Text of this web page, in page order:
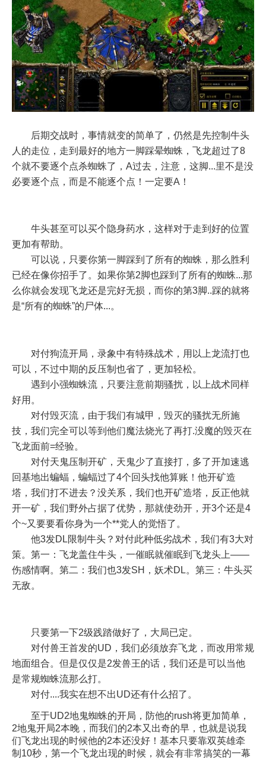
后期交战时，事情就变的简单了，仍然是先控制牛头
人的走位，走到最好的地方一脚踩晕蜘蛛，飞龙超过了8
个就不要逐个点杀蜘蛛了，A过去，注意，这脚...里不是没
必要逐个点，而是不能逐个点！一定要A！
牛头甚至可以买个隐身药水，这样对于走到好的位置
更加有帮助。
可以说，只要你第一脚踩到了所有的蜘蛛，那么胜利
已经在像你招手了。如果你第2脚也踩到了所有的蜘蛛...那
么你就会发现飞龙还是完好无损，而你的第3脚..踩的就将
是“所有的蜘蛛”的尸体...。
对付狗流开局，录象中有特殊战术，用以上龙流打也
可以，不过中期的反压制也省了，更加轻松。
遇到小强蜘蛛流，只要注意前期骚扰，以上战术同样
好用。
对付毁灭流，由于我们有城甲，毁灭的骚扰无所施
技，我们完全可以等到他们魔法烧光了再打.没魔的毁灭在
飞龙面前=经验。
对付天鬼压制开矿，天鬼少了直接打，多了开加速逃
回基地出蝙蝠，蝙蝠过了4个回头找他算账！他开矿造
塔，我们打不进去？没关系，我们也开矿造塔，反正他就
开一矿，我们野外占据了优势，那就使劲开，开3个还是4
个~又要要看你身为一个**党人的觉悟了。
他3发DL限制牛头？对付此种低劣战术，我们有3大对
策。第一：飞龙盖住牛头，一催眠就催眠到飞龙头上——
伤感情啊。第二：我们也3发SH，妖术DL。第三：牛头买
无敌。
只要第一下2级践踏做好了，大局已定。
对付兽王首发的UD，我们必须放弃飞龙，而改用常规
地面组合。但是仅仅是2发兽王的话，我们还是可以当他
是常规蜘蛛流那么打。
对付....我实在想不出UD还有什么招了。
至于UD2地鬼蜘蛛的开局，防他的rush将更加简单，
2地鬼开局2本晚，而我们的2本又出奇的早，也就是说我
们飞龙出现的时候他的2本还没好！基本只要靠双英雄牵
制10秒，第一个飞龙出现的时候，就会有非常搞笑的一幕